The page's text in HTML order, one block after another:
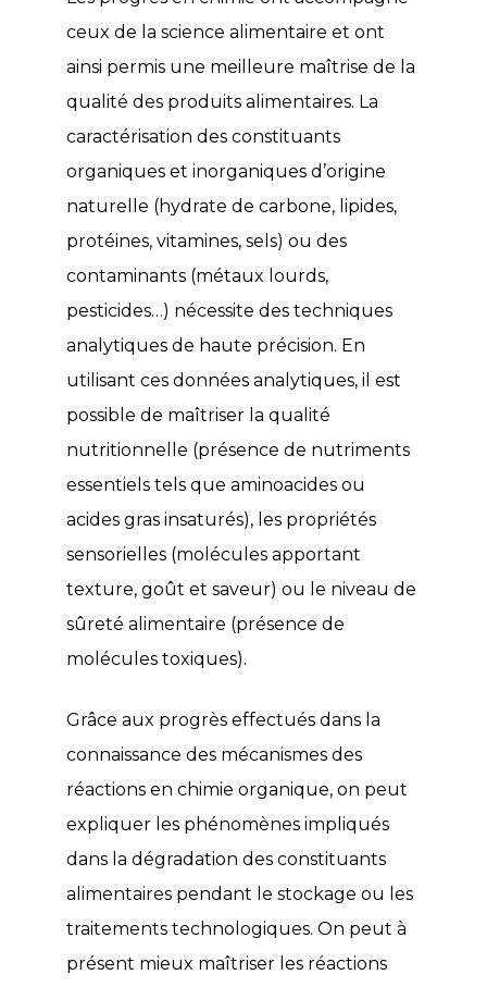
ceux de la science alimentaire et ont
ainsi permis une meilleure maîtrise de la
qualité des produits alimentaires. La
caractérisation des constituants
organiques et inorganiques d’origine
naturelle (hydrate de carbone, lipides,
protéines, vitamines, sels) ou des
contaminants (métaux lourds,
pesticides…) nécessite des techniques
analytiques de haute précision. En
utilisant ces données analytiques, il est
possible de maîtriser la qualité
nutritionnelle (présence de nutriments
essentiels tels que aminoacides ou
acides gras insaturés), les propriétés
sensorielles (molécules apportant
texture, goût et saveur) ou le niveau de
sûreté alimentaire (présence de
molécules toxiques).
Grâce aux progrès effectués dans la
connaissance des mécanismes des
réactions en chimie organique, on peut
expliquer les phénomènes impliqués
dans la dégradation des constituants
alimentaires pendant le stockage ou les
traitements technologiques. On peut à
présent mieux maîtriser les réactions